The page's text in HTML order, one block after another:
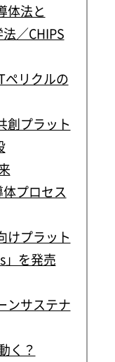
体法と
／CHIPS
ペリクルの
創プラット
プロセス
けプラット
」を発売
ンサステナ
く？